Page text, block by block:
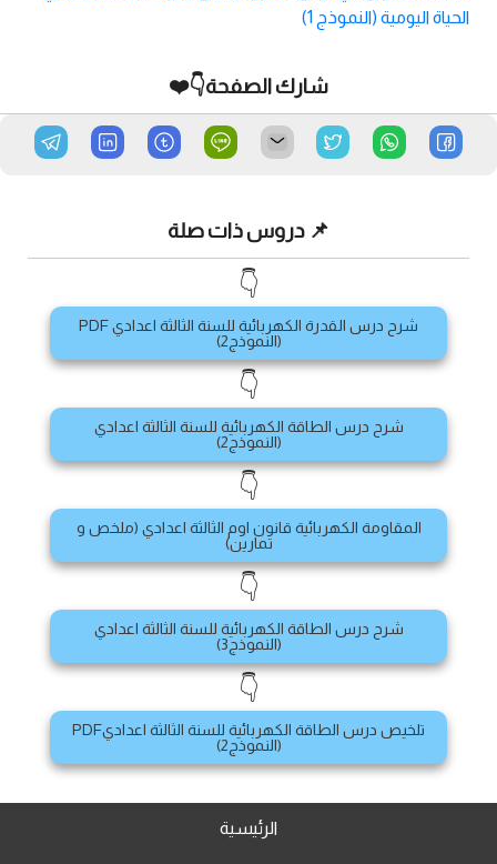
الحياة اليومية (النموذج 1)
شارك الصفحة👇❤️
📌 دروس ذات صلة
👇
شرح درس القدرة الكهربائية للسنة الثالثة اعدادي PDF
(النموذج2)
👇
شرح درس الطاقة الكهربائية للسنة الثالثة اعدادي
(النموذج2)
👇
المقاومة الكهربائية قانون اوم الثالثة اعدادي (ملخص و
تمارين)
👇
شرح درس الطاقة الكهربائية للسنة الثالثة اعدادي
(النموذج3)
👇
تلخيص درس الطاقة الكهربائية للسنة الثالثة اعداديPDF
(النموذج2)
الرئيسية